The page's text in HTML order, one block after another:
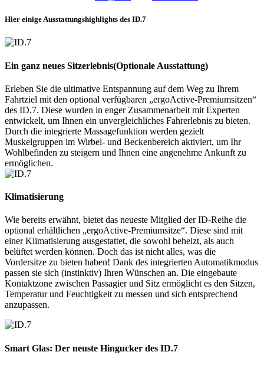
Hier einige Ausstattungshighlights des ID.7
Ein ganz neues Sitzerlebnis(Optionale Ausstattung)
Erleben Sie die ultimative Entspannung auf dem Weg zu Ihrem
Fahrtziel mit den optional verfügbaren „ergoActive-Premiumsitzen“
des ID.7. Diese wurden in enger Zusammenarbeit mit Experten
entwickelt, um Ihnen ein unvergleichliches Fahrerlebnis zu bieten.
Durch die integrierte Massagefunktion werden gezielt
Muskelgruppen im Wirbel- und Beckenbereich aktiviert, um Ihr
Wohlbefinden zu steigern und Ihnen eine angenehme Ankunft zu
ermöglichen.
Klimatisierung
Wie bereits erwähnt, bietet das neueste Mitglied der ID-Reihe die
optional erhältlichen „ergoActive-Premiumsitze“. Diese sind mit
einer Klimatisierung ausgestattet, die sowohl beheizt, als auch
belüftet werden können. Doch das ist nicht alles, was die
Vordersitze zu bieten haben! Dank des integrierten Automatikmodus
passen sie sich (instinktiv) Ihren Wünschen an. Die eingebaute
Kontaktzone zwischen Passagier und Sitz ermöglicht es den Sitzen,
Temperatur und Feuchtigkeit zu messen und sich entsprechend
anzupassen.
Smart Glas: Der neuste Hingucker des ID.7